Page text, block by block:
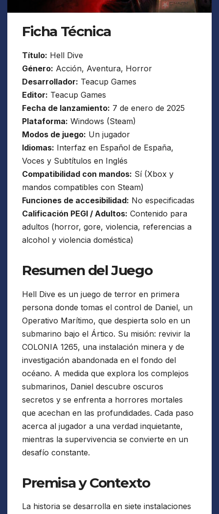
Ficha Técnica
Título: Hell Dive
Género: Acción, Aventura, Horror
Desarrollador: Teacup Games
Editor: Teacup Games
Fecha de lanzamiento: 7 de enero de 2025
Plataforma: Windows (Steam)
Modos de juego: Un jugador
Idiomas: Interfaz en Español de España,
Voces y Subtítulos en Inglés
Compatibilidad con mandos: Sí (Xbox y
mandos compatibles con Steam)
Funciones de accesibilidad: No especificadas
Calificación PEGI / Adultos: Contenido para
adultos (horror, gore, violencia, referencias a
alcohol y violencia doméstica)
Resumen del Juego
Hell Dive es un juego de terror en primera
persona donde tomas el control de Daniel, un
Operativo Marítimo, que despierta solo en un
submarino bajo el Ártico. Su misión: revivir la
COLONIA 1265, una instalación minera y de
investigación abandonada en el fondo del
océano. A medida que explora los complejos
submarinos, Daniel descubre oscuros
secretos y se enfrenta a horrores mortales
que acechan en las profundidades. Cada paso
acerca al jugador a una verdad inquietante,
mientras la supervivencia se convierte en un
desafío constante.
Premisa y Contexto
La historia se desarrolla en siete instalaciones